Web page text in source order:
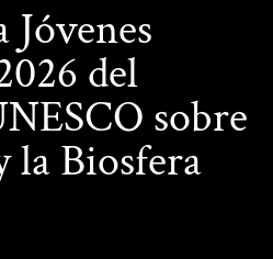
del
sobre
la Biosfera